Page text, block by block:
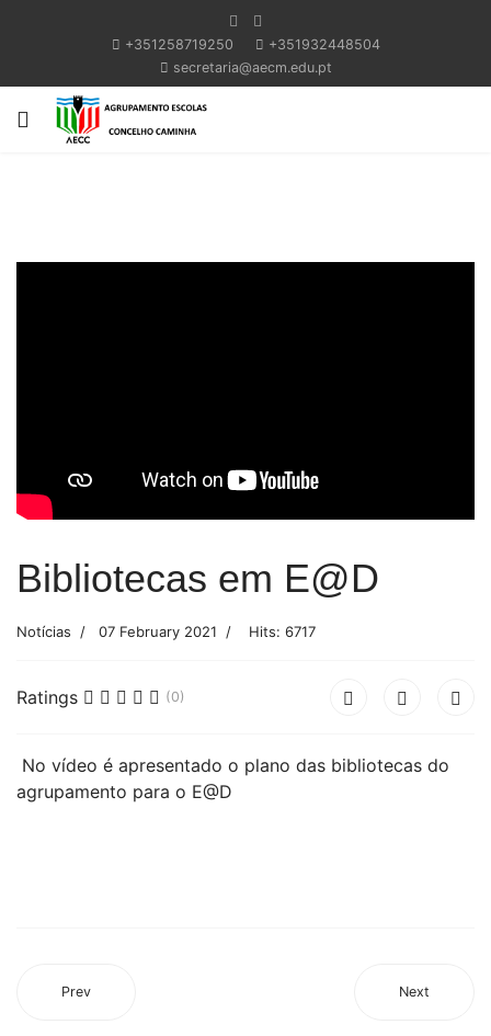
+351258719250
+351932448504
secretaria@aecm.edu.pt
Bibliotecas em E@D
Notícias 07 February 2021 Hits: 6717
Ratings (0)
No vídeo é apresentado o plano das bibliotecas do
agrupamento para o E@D
Prev Next